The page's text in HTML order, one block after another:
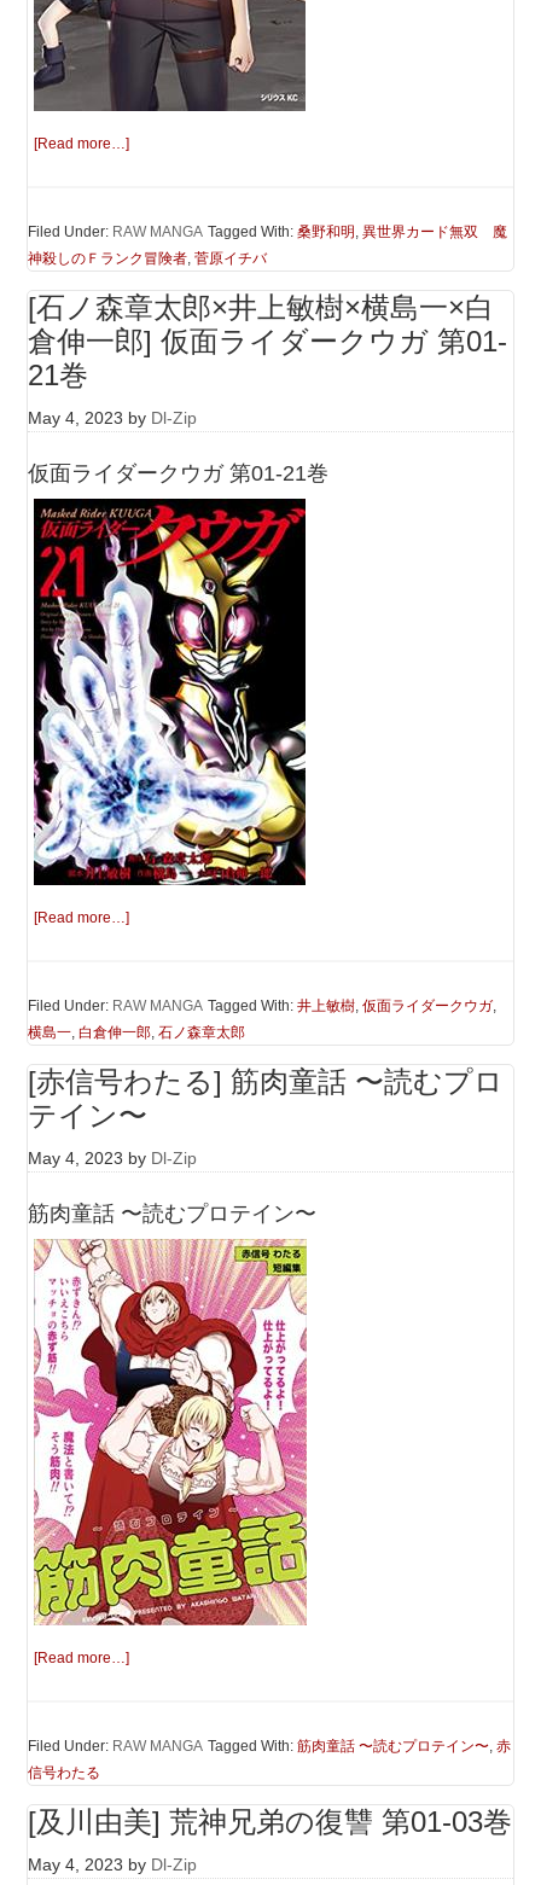
[Read more…]
Filed Under: RAW MANGA Tagged With:桑野和明 ,異世界カード無双 魔
神殺しのＦランク冒険者,菅原イチバ
[石ノ森章太郎×井上敏樹×横島一×白
倉伸一郎] 仮面ライダークウガ 第01-
21巻
May 4, 2023 by Dl-Zip
仮面ライダークウガ 第01-21巻
[Read more…]
Filed Under: RAW MANGA Tagged With:井上敏樹,仮面ライダークウガ,
横島一,白倉伸一郎,石ノ森章太郎
[赤信号わたる] 筋肉童話 〜読むプロ
テイン〜
May 4, 2023 by Dl-Zip
筋肉童話 〜読むプロテイン〜
[Read more…]
Filed Under: RAW MANGA Tagged With:筋肉童話 〜読むプロテイン〜,赤
信号わたる
[及川由美] 荒神兄弟の復讐 第01-03巻
May 4, 2023 by Dl-Zip